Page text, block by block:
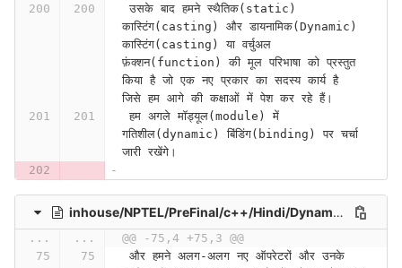
उसके बाद हमने स्थैतिक(static)
कास्टिंग(casting) और डायनामिक(Dynamic)
कास्टिंग(casting) या वर्चुअल
फ़ंक्शन(function) की मूल परिभाषा को प्रस्तुत
किया है जो एक नए प्रकार का सदस्य कार्य है
जिसे हम आगे की कक्षाओं में पेश कर रहे हैं।
हम अगले मॉड्यूल(module) में
गतिशील(dynamic) बिंडिंग(binding) पर चर्चा
जारी रखेंगे।
inhouse/NPTEL/PreFinal/c++/Hindi/Dynamic Memory Management (Contd.) (Lecture 18)-5kZrXXPfvns
... ...
@@ -75,4 +75,3 @@